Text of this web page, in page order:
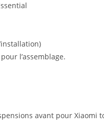
l’assemblage.
avant pour Xiaomi